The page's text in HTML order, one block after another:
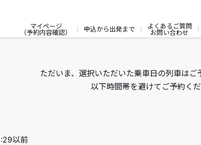
マイページ
（予約内容確認）
申込から出発まで
よくあるご質問
お問い合わせ
ただいま、選択いただいた乗車日の列車はご
以下時間帯を避けてご予約くだ
以前